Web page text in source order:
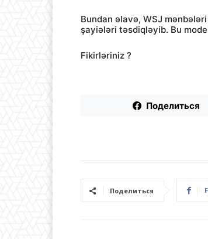
Bundan əlavə, WSJ
şayiələri təsdiqləyib. Bu
Fikirləriniz ?
Поделиться
Поделиться